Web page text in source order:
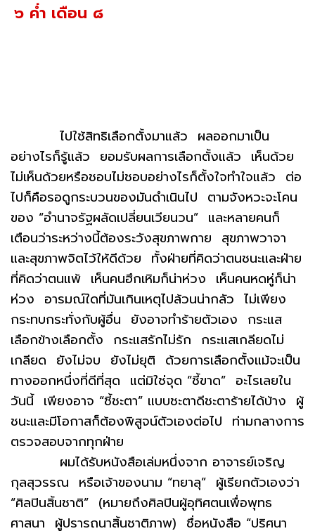
๖ ค่ำ เดือน ๘
ไปใช้สิทธิเลือกตั้งมาแล้ว ผลออกมาเป็น
อย่างไรก็รู้แล้ว ยอมรับผลการเลือกตั้งแล้ว เห็นด้วย
ไม่เห็นด้วยหรือชอบไม่ชอบอย่างไรก็ตั้งใจทำใจแล้ว ต่อ
ไปก็คือรอดูกระบวนของมันดำเนินไป ตามจังหวะจะโคน
ของ “อำนาจรัฐผลัดเปลี่ยนเวียนวน” และหลายคนก็
เตือนว่าระหว่างนี้ต้องระวังสุขภาพกาย สุขภาพวาจา
และสุขภาพจิตไว้ให้ดีด้วย ทั้งฝ่ายที่คิดว่าตนชนะและฝ่าย
ที่คิดว่าตนแพ้ เห็นคนฮึกเหิมก็น่าห่วง เห็นคนหดหู่ก็น่า
ห่วง อารมณ์ใดที่มันเกินเหตุไปล้วนน่ากลัว ไม่เพียง
กระทบกระทั่งกับผู้อื่น ยังอาจทำร้ายตัวเอง กระแส
เลือกข้างเลือกตั้ง กระแสรักไม่รัก กระแสเกลียดไม่
เกลียด ยังไม่จบ ยังไม่ยุติ ด้วยการเลือกตั้งแม้จะเป็น
ทางออกหนึ่งที่ดีที่สุด แต่มิใช่จุด “ชี้ขาด” อะไรเลยใน
วันนี้ เพียงอาจ “ชี้ชะตา” แบบชะตาดีชะตาร้ายได้บ้าง ผู้
ชนะและมีโอกาสก็ต้องพิสูจน์ตัวเองต่อไป ท่ามกลางการ
ตรวจสอบจากทุกฝ่าย
ผมได้รับหนังสือเล่มหนึ่งจาก อาจารย์เจริญ
กุลสุวรรณ หรือเจ้าของนาม “ทยาลุ” ผู้เรียกตัวเองว่า
“ศิลปินสิ้นชาติ” (หมายถึงศิลปินผู้อุทิศตนเพื่อพุทธ
ศาสนา ผู้ปรารถนาสิ้นชาติภาพ) ชื่อหนังสือ “ปริศนา